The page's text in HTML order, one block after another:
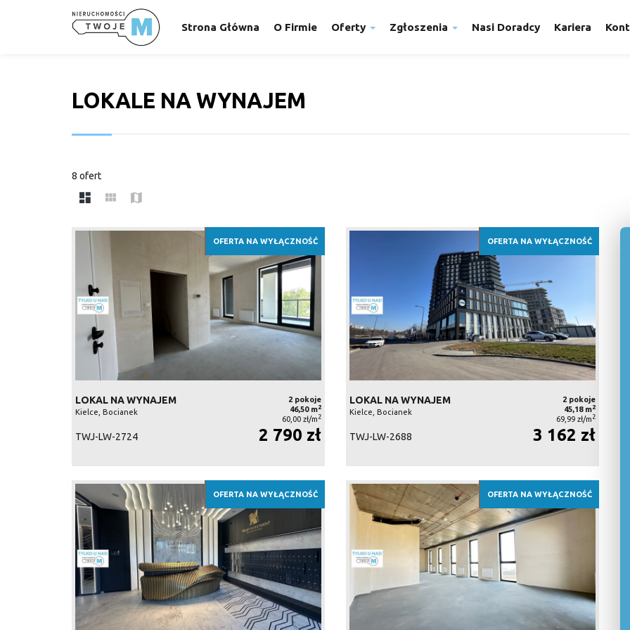
Strona Główna O Firmie Oferty Zgłoszenia Nasi Doradcy Kariera
LOKALE NA WYNAJEM
8 ofert
OFERTA NA WYŁĄCZNOŚĆ
LOKAL NA WYNAJEM
Kielce, Bocianek
2 pokoje
46,50 m2
60,00 zł/m 2
TWJ-LW-2724 2 790 zł
OFERTA NA WYŁĄCZNOŚĆ
LOKAL NA WYNAJEM
Kielce, Bocianek
2 pokoje
45,18 m2
69,99 zł/m 2
TWJ-LW-2688 3 162 zł
OFERTA NA WYŁĄCZNOŚĆ OFERTA NA WYŁĄCZNOŚĆ